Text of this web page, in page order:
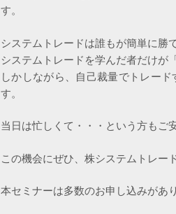
す。
システムトレードは誰もが簡単に勝
システムトレードを学んだ者だけが
しかしながら、自己裁量でトレード
す。
当日は忙しくて・・・という方もご
この機会にぜひ、株システムトレー
本セミナーは多数のお申し込みがあ